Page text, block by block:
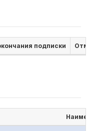
подписки